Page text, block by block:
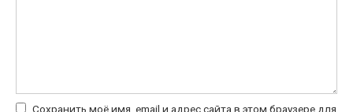
Сохранить моё имя, email и адрес сайта в этом браузере для